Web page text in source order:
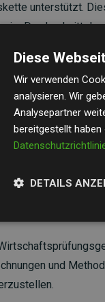
unterstützt.
im Durchschnitt
werden durch
tatsächliche
findenSie hier.
und
Diese
Wir verwenden
analysieren. Wir
Analysepartner
bereitgestellt haben
DETAILS